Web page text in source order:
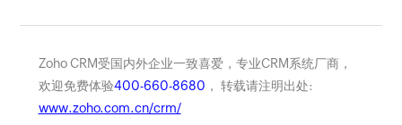
Zoho CRM受国内外企业一致喜爱，专业CRM系统厂商，
欢迎免费体验400-660-8680 ， 转载请注明出处:
www.zoho.com.cn/crm/